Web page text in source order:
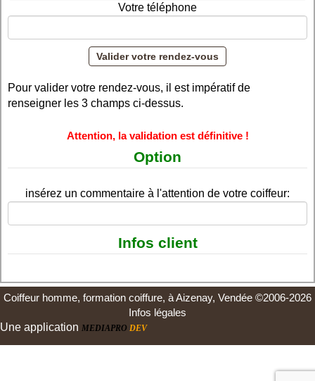
Votre téléphone
Pour valider votre rendez-vous, il est impératif de
renseigner les 3 champs ci-dessus.
Attention, la validation est définitive !
Option
insérez un commentaire à l'attention de votre coiffeur:
Infos client
Coiffeur homme, formation coiffure, à Aizenay, Vendée ©2006-2026
Infos légales
Une application MEDIAPRO DEV